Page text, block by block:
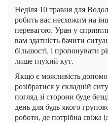
Неділя 10 травня для
робить вас несхожим на
перевагою. Уран у
вам здатність бачити
більшості, і пропонувати
лише глухий кут.
Якщо є можливість
розібратися у складній
погляд зі сторони буде
день для будь-якого
роботи, де потрібна свіжа